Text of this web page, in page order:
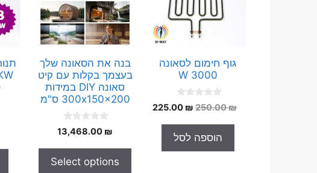
גוף חימום לסאונה
3000 W
0
o
o
5
250.00₪
המחיר
היה:
250.00 ₪.
225.00 ₪
המחיר
הוספה לסל
בנה את הסאונה שלך
בעצמך בקלות עם קיט
סאונה DIY במידות
300x150x200 ס"מ
0
o
o
13,468.00 ₪
Select options